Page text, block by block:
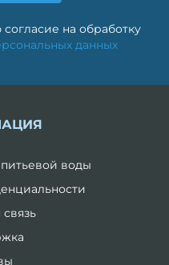
на обработку
данных
воды